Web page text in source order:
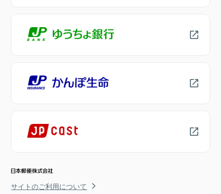
サイトのご利用について